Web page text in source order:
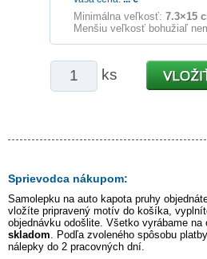
Minimálna veľkosť: 7.3×15
Menšiu veľkosť bohužiaľ
ks
Sprievodca nákupom:
Samolepku na auto kapota pruhy
vložíte pripravený motív do košíka,
objednávku odošlite. Všetko vyrábame na
skladom . Podľa zvoleného spôsobu
nálepky do 2 pracovných dní.